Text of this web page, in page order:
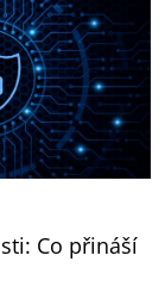
Co přináší